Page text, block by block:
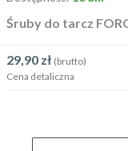
Śruby do tarcz
29,90 zł (brutto)
Cena detaliczna